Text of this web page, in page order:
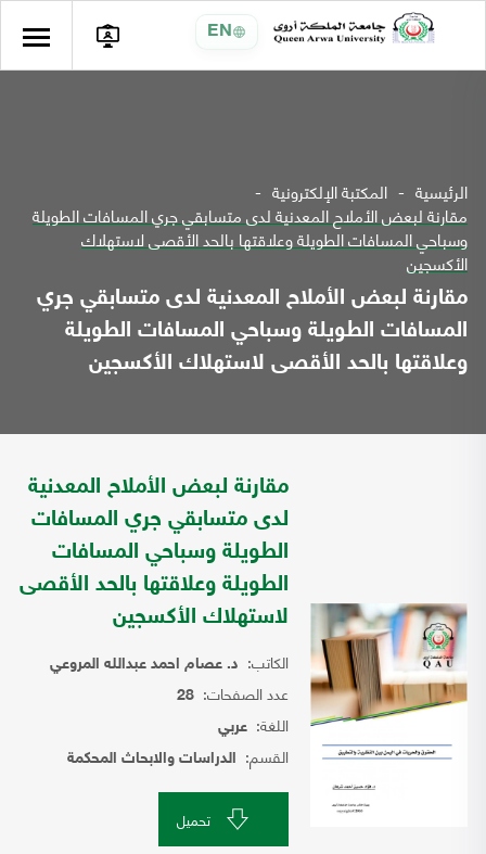
EN
الرئيسية المكتبة الإلكترونية
مقارنة لبعض الأملاح المعدنية لدى متسابقي جري المسافات الطويلة
وسباحي المسافات الطويلة وعلاقتها بالحد الأقصى لاستهلاك
الأكسجين
مقارنة لبعض الأملاح المعدنية لدى متسابقي جري
المسافات الطويلة وسباحي المسافات الطويلة
وعلاقتها بالحد الأقصى لاستهلاك الأكسجين
مقارنة لبعض الأملاح المعدنية
لدى متسابقي جري المسافات
الطويلة وسباحي المسافات
الطويلة وعلاقتها بالحد الأقصى
لاستهلاك الأكسجين
الكاتب: د. عصام احمد عبدالله المروعي
عدد الصفحات: 28
اللغة: عربي
القسم: الدراسات والابحاث المحكمة
تحميل